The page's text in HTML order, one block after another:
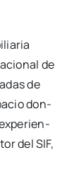
de
de
don­
del SIF,